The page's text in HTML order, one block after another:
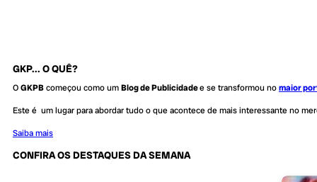
GKP... O QUÊ?
OGKPBcomeçou como umBlog de Publicidadee se transformou nomaior
Este é um lugar para abordar tudo o que acontece de mais interessante no
Saiba mais
CONFIRA OS DESTAQUES DA SEMANA